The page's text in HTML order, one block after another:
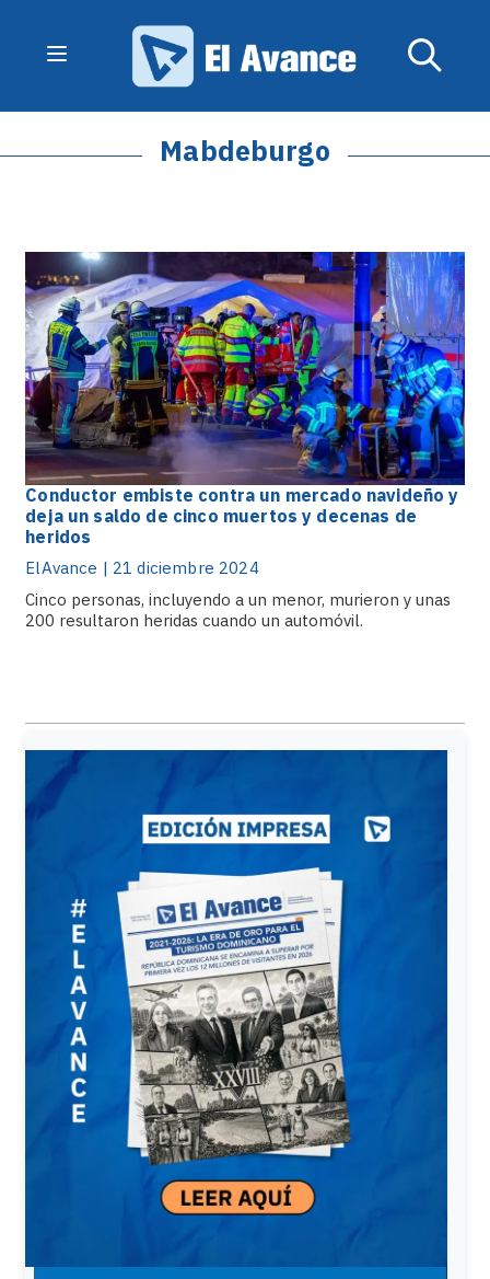
Mabdeburgo
Conductor embiste contra un mercado navideño y
deja un saldo de cinco muertos y decenas de
heridos
ElAvance | 21 diciembre 2024
Cinco personas, incluyendo a un menor, murieron y unas
200 resultaron heridas cuando un automóvil.